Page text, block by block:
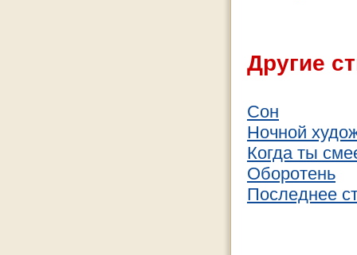
Другие
Сон
Ночной
Когда ты
Оборотень
Последнее